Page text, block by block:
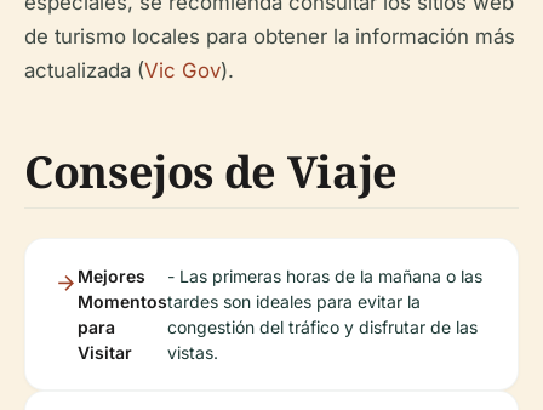
de turismo locales para obtener la información más
actualizada (Vic Gov).
Consejos de Viaje
Mejores
Momentos
para
Visitar
- Las primeras horas de la mañana o las
tardes son ideales para evitar la
congestión del tráfico y disfrutar de las
vistas.